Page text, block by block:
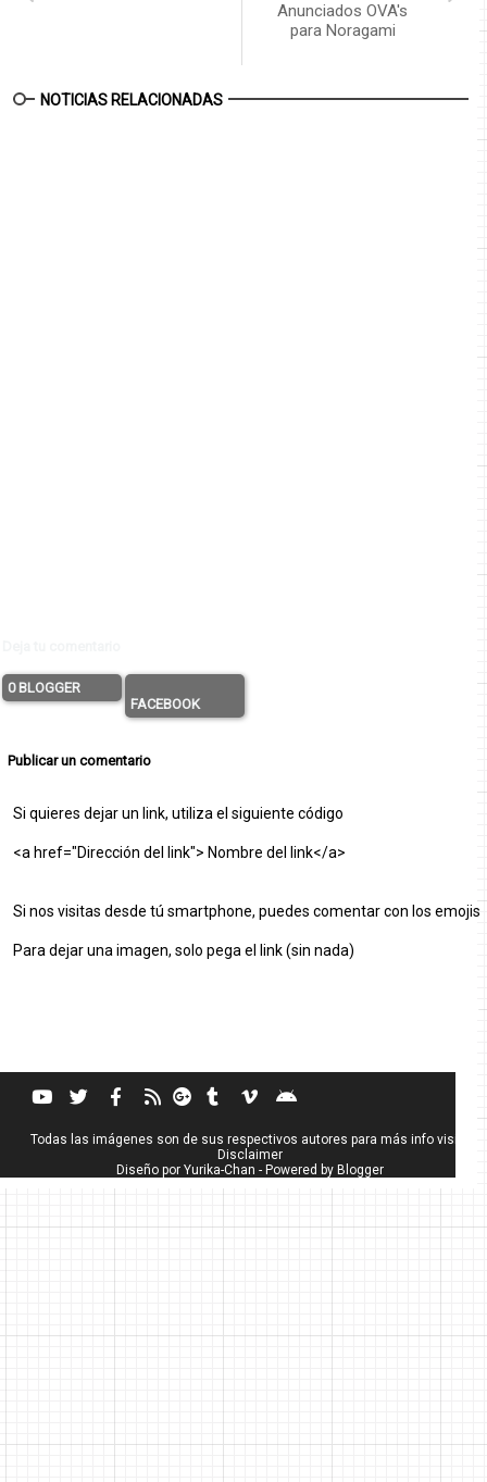
Anunciados OVA's
para Noragami
NOTICIAS RELACIONADAS
0 BLOGGER
FACEBOOK
Publicar un comentario
Si quieres dejar un link, utiliza el siguiente código
<a href="Dirección del link"> Nombre del link</a>
Si nos visitas desde tú smartphone, puedes comentar con los emojis
Para dejar una imagen, solo pega el link (sin nada)
Todas las imágenes son de sus respectivos autores para más info visita
Disclaimer
Diseño por Yurika-Chan - Powered by Blogger